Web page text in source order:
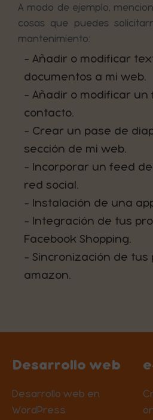
A modo de ejemplo,
cosas que puedes
mantenimiento:
- Añadir o modificar
documentos a mi web.
- Añadir o modificar un
contacto.
- Crear un pase de
sección de mi web.
- Incorporar un feed
red social.
- Instalación de una
- Integración de tus
Facebook Shopping.
- Sincronización de tus
amazon.
Desarrollo web
Desarrollo web en
WordPress